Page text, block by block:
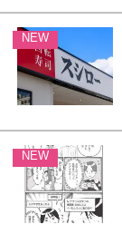
NEW
NEW